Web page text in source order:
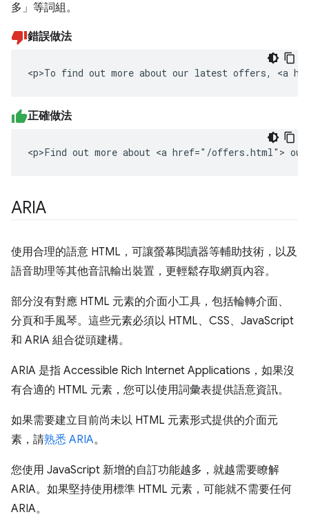
多」等詞組。
錯誤做法
<p>To find out more about our latest offers, <a
正確做法
<p>Find out more about <a href="/offers.html">
ARIA
使用合理的語意 HTML，可讓螢幕閱讀器等輔助技術，以及
語音助理等其他音訊輸出裝置，更輕鬆存取網頁內容。
部分沒有對應 HTML 元素的介面小工具，包括輪轉介面、
分頁和手風琴。這些元素必須以 HTML、CSS、JavaScript
和 ARIA 組合從頭建構。
ARIA 是指 Accessible Rich Internet Applications，如果沒
有合適的 HTML 元素，您可以使用詞彙表提供語意資訊。
如果需要建立目前尚未以 HTML 元素形式提供的介面元
素，請熟悉 ARIA。
您使用 JavaScript 新增的自訂功能越多，就越需要瞭解
ARIA。如果堅持使用標準 HTML 元素，可能就不需要任何
ARIA。